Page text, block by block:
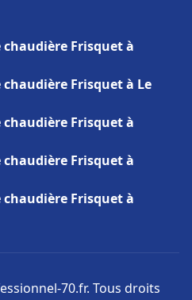
Frisquet à
Frisquet à Le
Frisquet à
Frisquet à
Frisquet à
70.fr. Tous droits